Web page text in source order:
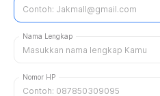
Nama Lengkap
Nomor HP